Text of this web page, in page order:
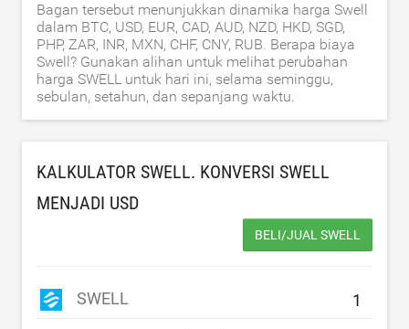
Bagan tersebut menunjukkan dinamika harga Swell
dalam BTC, USD, EUR, CAD, AUD, NZD, HKD, SGD,
PHP, ZAR, INR, MXN, CHF, CNY, RUB. Berapa biaya
Swell? Gunakan alihan untuk melihat perubahan
harga SWELL untuk hari ini, selama seminggu,
sebulan, setahun, dan sepanjang waktu.
KALKULATOR SWELL. KONVERSI SWELL
MENJADI USD
BELI/JUAL SWELL
SWELL